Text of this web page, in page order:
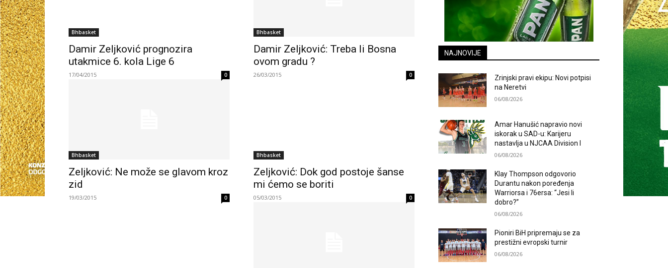
Bhbasket
Damir Zeljković prognozira
utakmice 6. kola Lige 6
17/04/2015 0
Bhbasket
Damir Zeljković: Treba li Bosna
ovom gradu ?
26/03/2015 0
Bhbasket
Zeljković: Ne može se glavom kroz
zid
19/03/2015 0
Bhbasket
Zeljković: Dok god postoje šanse
mi ćemo se boriti
05/03/2015 0
NAJNOVIJE
Zrinjski pravi ekipu: Novi potpisi
na Neretvi
06/08/2026
Amar Hanušić napravio novi
iskorak u SAD-u: Karijeru
nastavlja u NJCAA Division I
06/08/2026
Klay Thompson odgovorio
Durantu nakon poređenja
Warriorsa i 76ersa: “Jesi li
dobro?”
06/08/2026
Pioniri BiH pripremaju se za
prestižni evropski turnir
06/08/2026